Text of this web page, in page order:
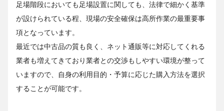
足場階段においても足場設置に関しても、法律で細かく基準
が設けられている程、現場の安全確保は高所作業の最重要事
項となっています。
最近では中古品の質も良く、ネット通販等に対応してくれる
業者も増えてきており業者との交渉もしやすい環境が整って
いますので、自身の利用目的・予算に応じた購入方法を選択
することが可能です。